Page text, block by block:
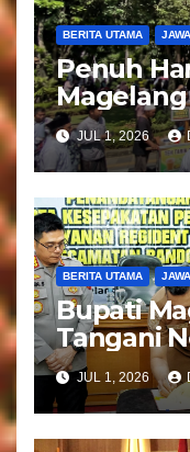
BERITA UTAMA
Penuh
Kloter 81
JUL 1, 2026
BERITA UTAMA
Bupati
Tangani
Regident
JUL 1, 2026